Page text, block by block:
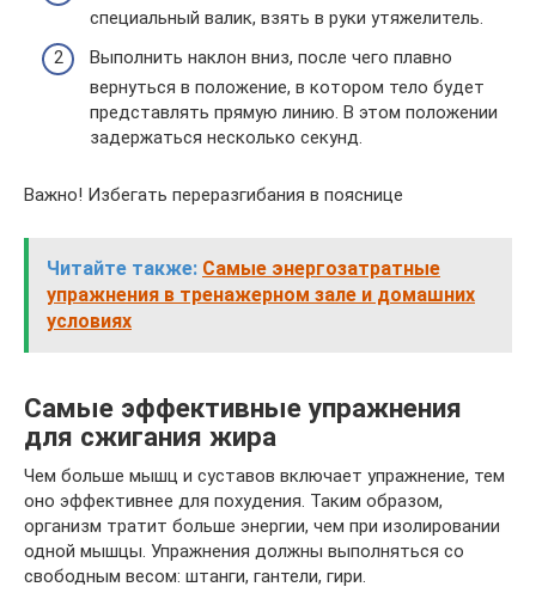
специальный валик, взять в руки утяжелитель.
Выполнить наклон вниз, после чего плавно
вернуться в положение, в котором тело будет
представлять прямую линию. В этом положении
задержаться несколько секунд.
Важно! Избегать переразгибания в пояснице
Читайте также: Cамые энергозатратные
упражнения в тренажерном зале и домашних
условиях
Самые эффективные упражнения
для сжигания жира
Чем больше мышц и суставов включает упражнение, тем
оно эффективнее для похудения. Таким образом,
организм тратит больше энергии, чем при изолировании
одной мышцы. Упражнения должны выполняться со
свободным весом: штанги, гантели, гири.